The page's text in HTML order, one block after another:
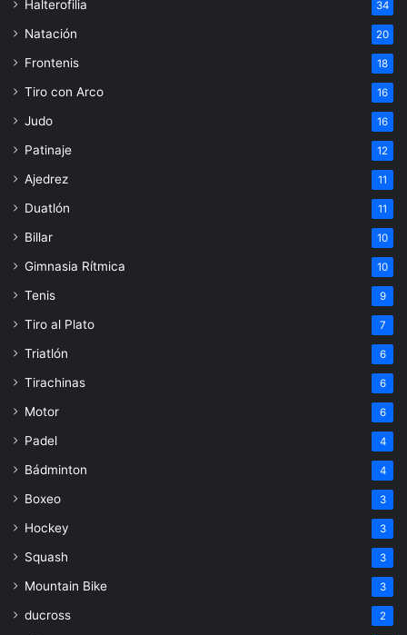
Halterofilia 34
Natación 20
Frontenis 18
Tiro con Arco 16
Judo 16
Patinaje 12
Ajedrez 11
Duatlón 11
Billar 10
Gimnasia Rítmica 10
Tenis 9
Tiro al Plato 7
Triatlón 6
Tirachinas 6
Motor 6
Padel 4
Bádminton 4
Boxeo 3
Hockey 3
Squash 3
Mountain Bike 3
ducross 2